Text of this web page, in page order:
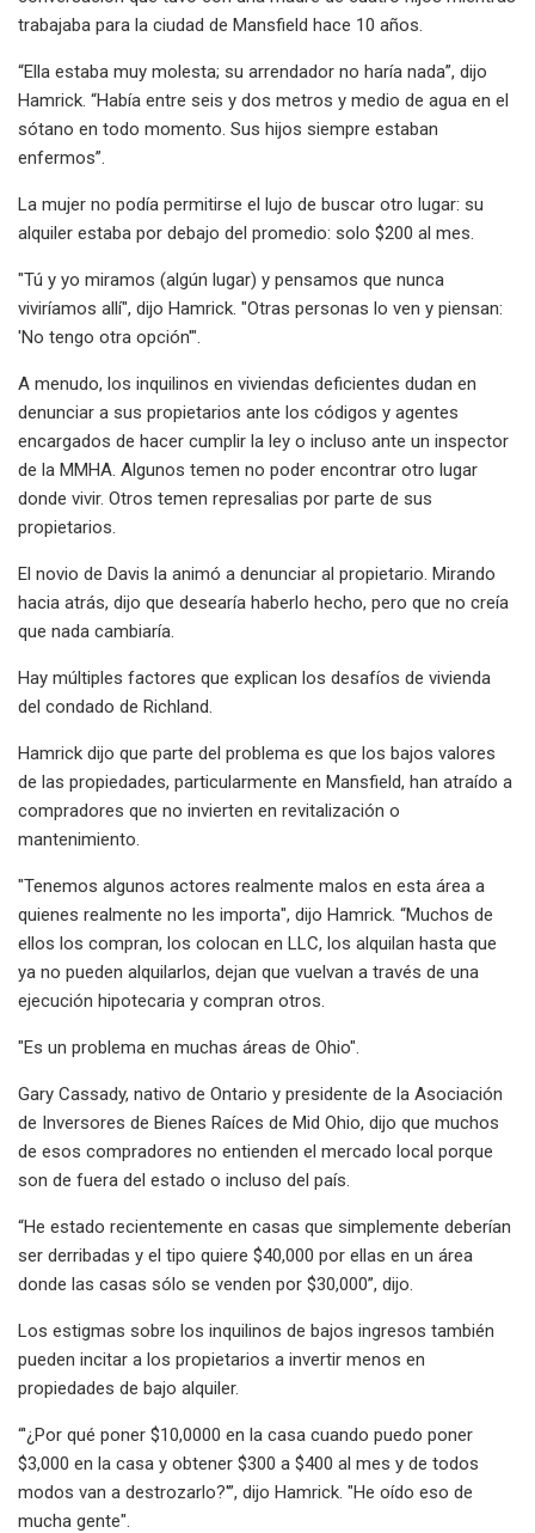
trabajaba para la ciudad de Mansfield hace 10 años.
“Ella estaba muy molesta; su arrendador no haría nada”, dijo
Hamrick. “Había entre seis y dos metros y medio de agua en el
sótano en todo momento. Sus hijos siempre estaban
enfermos”.
La mujer no podía permitirse el lujo de buscar otro lugar: su
alquiler estaba por debajo del promedio: solo $200 al mes.
"Tú y yo miramos (algún lugar) y pensamos que nunca
viviríamos allí", dijo Hamrick. "Otras personas lo ven y piensan:
'No tengo otra opción'".
A menudo, los inquilinos en viviendas deficientes dudan en
denunciar a sus propietarios ante los códigos y agentes
encargados de hacer cumplir la ley o incluso ante un inspector
de la MMHA. Algunos temen no poder encontrar otro lugar
donde vivir. Otros temen represalias por parte de sus
propietarios.
El novio de Davis la animó a denunciar al propietario. Mirando
hacia atrás, dijo que desearía haberlo hecho, pero que no creía
que nada cambiaría.
Hay múltiples factores que explican los desafíos de vivienda
del condado de Richland.
Hamrick dijo que parte del problema es que los bajos valores
de las propiedades, particularmente en Mansfield, han atraído a
compradores que no invierten en revitalización o
mantenimiento.
"Tenemos algunos actores realmente malos en esta área a
quienes realmente no les importa", dijo Hamrick. “Muchos de
ellos los compran, los colocan en LLC, los alquilan hasta que
ya no pueden alquilarlos, dejan que vuelvan a través de una
ejecución hipotecaria y compran otros.
"Es un problema en muchas áreas de Ohio".
Gary Cassady, nativo de Ontario y presidente de la Asociación
de Inversores de Bienes Raíces de Mid Ohio, dijo que muchos
de esos compradores no entienden el mercado local porque
son de fuera del estado o incluso del país.
“He estado recientemente en casas que simplemente deberían
ser derribadas y el tipo quiere $40,000 por ellas en un área
donde las casas sólo se venden por $30,000”, dijo.
Los estigmas sobre los inquilinos de bajos ingresos también
pueden incitar a los propietarios a invertir menos en
propiedades de bajo alquiler.
“'¿Por qué poner $10,0000 en la casa cuando puedo poner
$3,000 en la casa y obtener $300 a $400 al mes y de todos
modos van a destrozarlo?'”, dijo Hamrick. "He oído eso de
mucha gente".